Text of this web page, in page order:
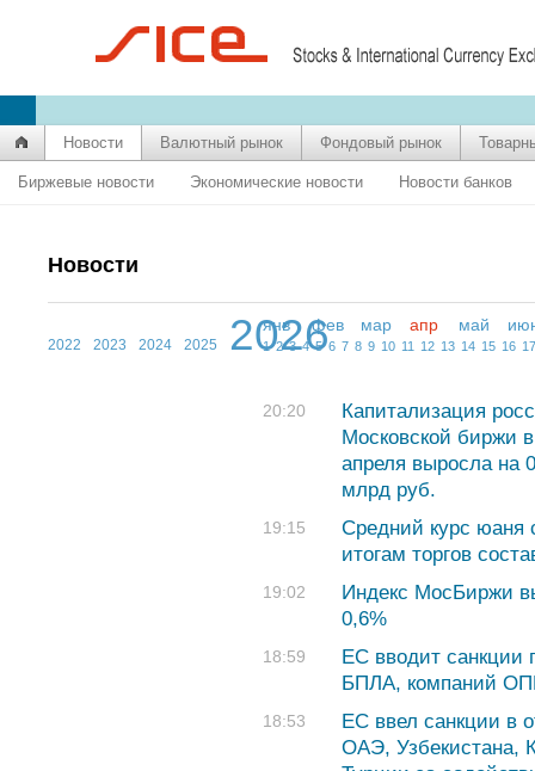
Новости Валютный рынок Фондовый рынок
Биржевые новости Экономические новости Новости банков
Новости
2022 2023 2024 2025 2026
янв фев мар апр май
1 2 3 4 5 6 7 8 9 10 11 12 13 14 15 16 17
20:20
Капитализация
Московской биржи
апреля выросла на
млрд руб.
19:15
Средний курс юаня
итогам торгов
19:02
Индекс МосБиржи
0,6%
18:59
ЕС вводит санкции
БПЛА, компаний
18:53
ЕС ввел санкции в
ОАЭ, Узбекистана,